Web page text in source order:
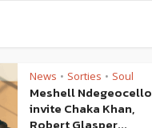
News • Sorties • Soul
Meshell Ndegeocello
invite Chaka Khan,